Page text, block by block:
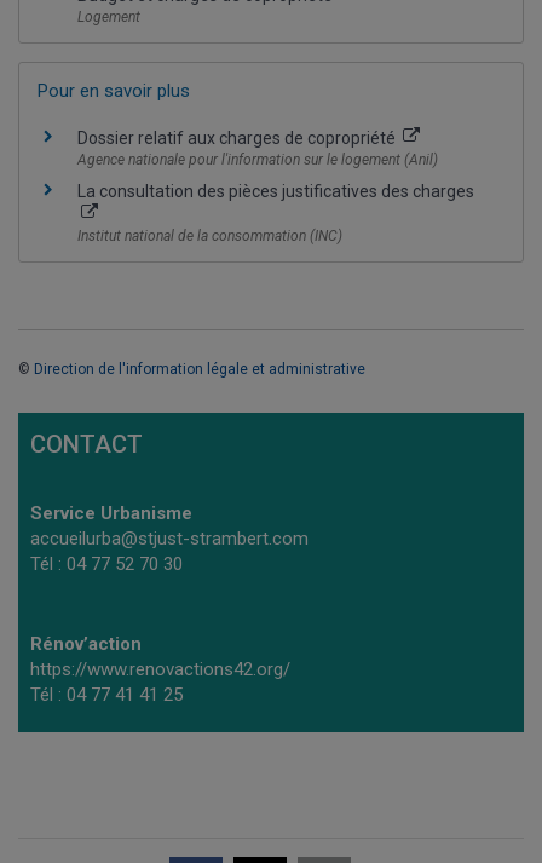
Logement
Pour en savoir plus
Dossier relatif aux charges de copropriété
Agence nationale pour l'information sur le logement (Anil)
La consultation des pièces justificatives des charges
Institut national de la consommation (INC)
© Direction de l'information légale et administrative
CONTACT
Service Urbanisme
accueilurba@stjust-strambert.com
Tél : 04 77 52 70 30
Rénov’action
https://www.renovactions42.org/
Tél : 04 77 41 41 25